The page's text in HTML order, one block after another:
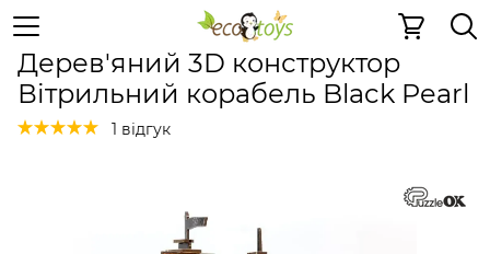
Дерев'яні конструктори Дерев'яні конструктори
Дерев'яний 3D конструктор
Вітрильний корабель Black Pearl
1 відгук